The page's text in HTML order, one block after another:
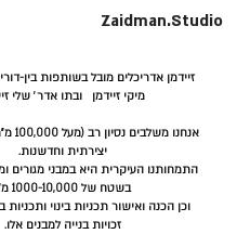
Zaidman.Studio
זיידמן אדריכלים מובל בשותפות בין-
מיקי זיידמןובתו אדר׳ שלי
אנחנו
יצירתית וחדשנות.
התמחותנו העיקרית היא במבני מגורים
בשטח של 1000-10,000 מ״ר
וכן הכנה ואישור תכניות בינוי ותכניות
זכויות בנייה למבנים אלו.